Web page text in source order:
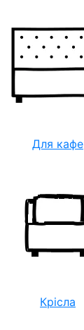
Для кафе
Крісла